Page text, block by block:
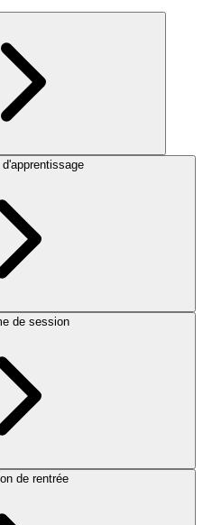
d'apprentissage
de session
de rentrée